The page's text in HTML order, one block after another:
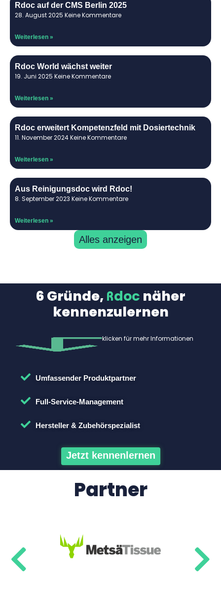
Rdoc auf der CMS Berlin 2025
28. August 2025 Keine Kommentare
Weiterlesen »
Rdoc World wächst weiter
19. Juni 2025 Keine Kommentare
Weiterlesen »
Rdoc erweitert Kompetenzfeld mit Dosiertechnik
11. November 2024Keine Kommentare
Weiterlesen »
Aus Reinigungsdoc wird Rdoc!
8. September 2023 Keine Kommentare
Weiterlesen »
Alles anzeigen
6 Gründe, Rdoc näher
kennenzulernen
klicken für mehr Informationen
Umfassender Produktpartner
Full-Service-Management
Hersteller & Zubehörspezialist
Jetzt kennenlernen
Partner